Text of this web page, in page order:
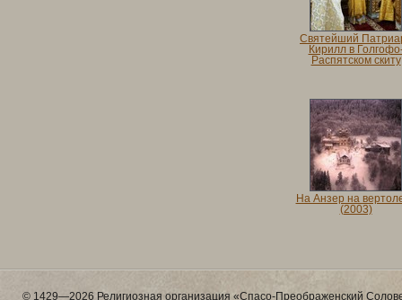
Святейший
Кирилл в
Распятском скиту
На Анзер на
(2003)
© 1429—2026 Религиозная организация «Спасо-Преображенский